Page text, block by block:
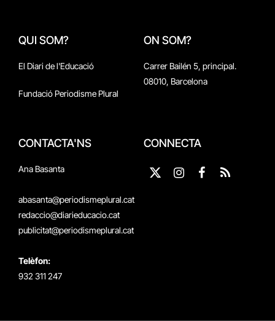
QUI SOM?
El Diari de l'Educació
Fundació Periodisme Plural
ON SOM?
Carrer Bailén 5, principal.
08010, Barcelona
CONTACTA'NS
Ana Basanta
abasanta@periodismeplural.cat
redaccio@diarieducacio.cat
publicitat@periodismeplural.cat
Telèfon:
932 311 247
CONNECTA
X
InstagramFacebook
RSS